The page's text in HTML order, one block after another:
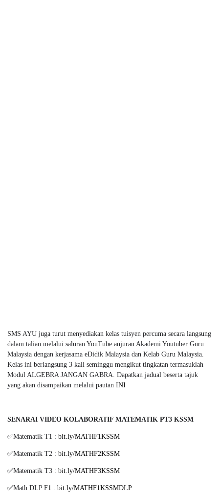
SMS AYU juga turut menyediakan kelas tuisyen percuma secara langsung
dalam talian melalui saluran YouTube anjuran Akademi Youtuber Guru
Malaysia dengan kerjasama eDidik Malaysia dan Kelab Guru Malaysia.
Kelas ini berlangsung 3 kali seminggu mengikut tingkatan termasuklah
Modul ALGEBRA JANGAN GABRA. Dapatkan jadual beserta tajuk
yang akan disampaikan melalui pautan INI
SENARAI VIDEO KOLABORATIF MATEMATIK PT3 KSSM
✅Matematik T1 : bit.ly/MATHF1KSSM
✅Matematik T2 : bit.ly/MATHF2KSSM
✅Matematik T3 : bit.ly/MATHF3KSSM
✅Math DLP F1 : bit.ly/MATHF1KSSMDLP